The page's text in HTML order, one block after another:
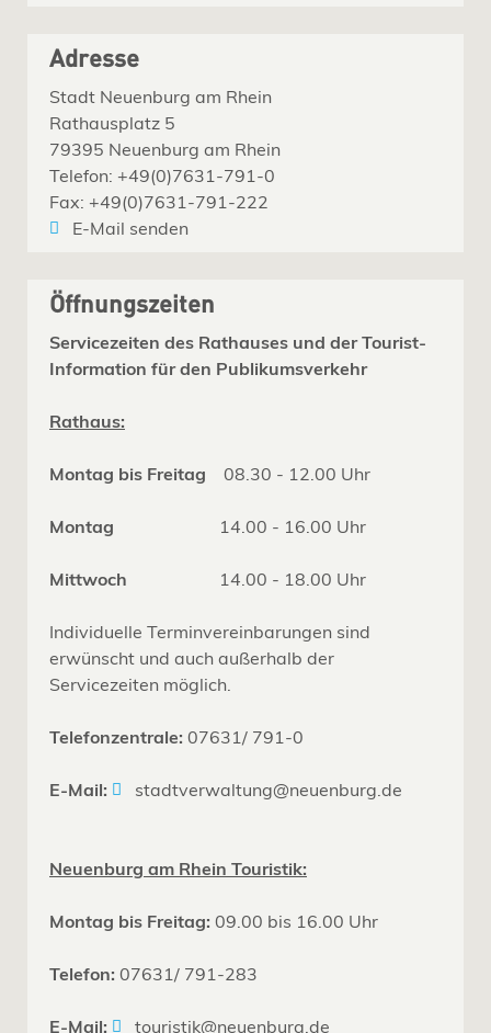
Adresse
Stadt Neuenburg am Rhein
Rathausplatz 5
79395 Neuenburg am Rhein
Telefon: +49(0)7631-791-0
Fax: +49(0)7631-791-222
E-Mail senden
Öffnungszeiten
Servicezeiten des Rathauses und der Tourist-
Information für den Publikumsverkehr
Rathaus:
Montag bis Freitag 08.30 - 12.00 Uhr
Montag 14.00 - 16.00 Uhr
Mittwoch 14.00 - 18.00 Uhr
Individuelle Terminvereinbarungen sind
erwünscht und auch außerhalb der
Servicezeiten möglich.
Telefonzentrale: 07631/ 791-0
E-Mail: stadtverwaltung@neuenburg.de
Neuenburg am Rhein Touristik:
Montag bis Freitag: 09.00 bis 16.00 Uhr
Telefon: 07631/ 791-283
E-Mail: touristik@neuenburg.de